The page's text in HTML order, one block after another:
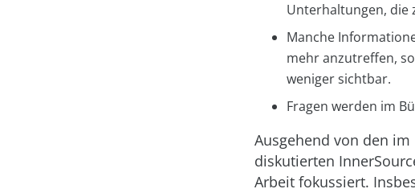
Unterhaltungen, die
Manche
mehr anzutreffen,
weniger sichtbar.
Fragen werden im
Ausgehend von den im
diskutierten
Arbeit fokussiert.